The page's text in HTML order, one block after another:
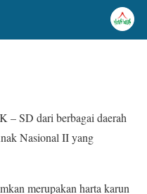
– SD dari berbagai daerah
Nasional II yang
merupakan harta karun